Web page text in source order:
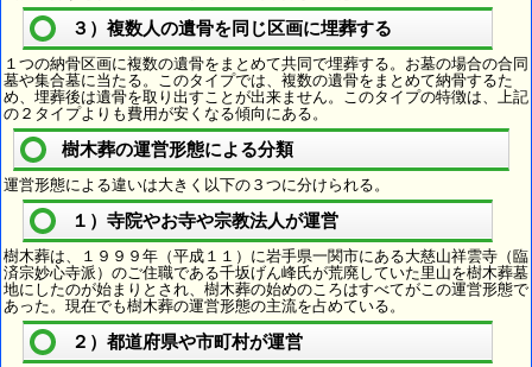
３）複数人の遺骨を同じ区画に埋葬する
１つの納骨区画に複数の遺骨をまとめて共同で埋葬する。お墓の場合の合同
墓や集合墓に当たる。このタイプでは、複数の遺骨をまとめて納骨するた
め、埋葬後は遺骨を取り出すことが出来ません。このタイプの特徴は、上記
の２タイプよりも費用が安くなる傾向にある。
樹木葬の運営形態による分類
運営形態による違いは大きく以下の３つに分けられる。
１）寺院やお寺や宗教法人が運営
樹木葬は、１９９９年（平成１１）に岩手県一関市にある大慈山祥雲寺（臨
済宗妙心寺派）のご住職である千坂げん峰氏が荒廃していた里山を樹木葬墓
地にしたのが始まりとされ、樹木葬の始めのころはすべてがこの運営形態で
あった。現在でも樹木葬の運営形態の主流を占めている。
２）都道府県や市町村が運営